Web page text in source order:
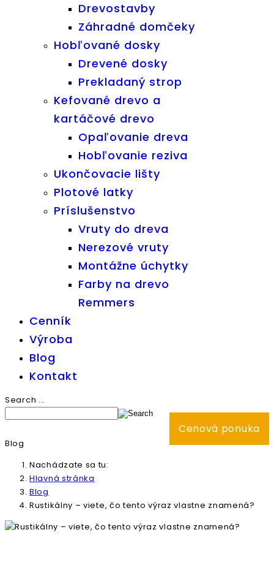
Drevostavby
Záhradné domčeky
Hobľované dosky
Drevené dosky
Prekladaný strop
Kefované drevo a
kartáčové drevo
Opaľovanie dreva
Hobľovanie reziva
Ukončovacie lišty
Plotové latky
Príslušenstvo
Vruty do dreva
Nerezové vruty
Montážne úchytky
Farby na drevo
Remmers
Cenník
Výroba
Blog
Kontakt
Search ...
Cenová ponuka
Blog
Nachádzate sa tu:
Hlavná stránka
Blog
Rustikálny – viete, čo tento výraz vlastne znamená?